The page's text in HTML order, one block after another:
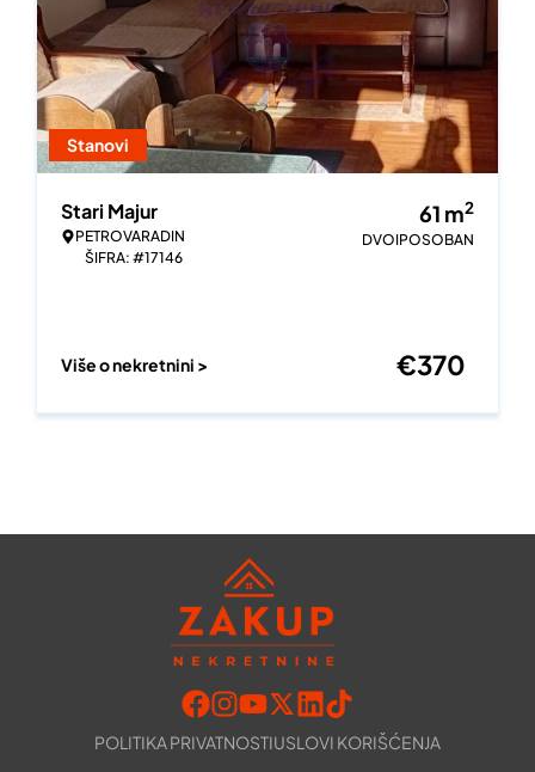
Stanovi
Stari Majur
PETROVARADIN
ŠIFRA: #17146
61 m2
DVOIPOSOBAN
Više o nekretnini > €370
POLITIKA PRIVATNOSTIUSLOVI KORIŠĆENJA